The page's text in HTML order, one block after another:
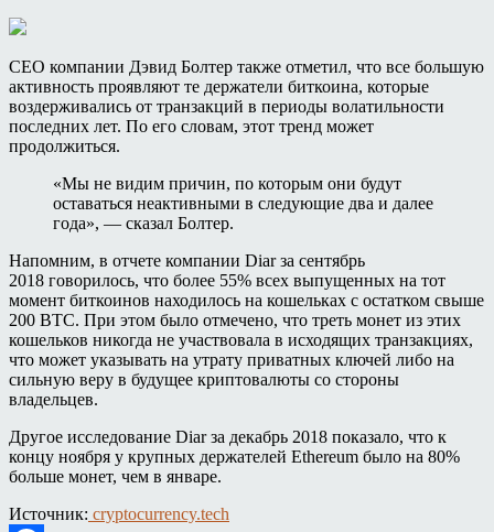
CEO компании Дэвид Болтер также отметил, что все большую
активность проявляют те держатели биткоина, которые
воздерживались от транзакций в периоды волатильности
последних лет. По его словам, этот тренд может
продолжиться.
«Мы не видим причин, по которым они будут
оставаться неактивными в следующие два и далее
года», — сказал Болтер.
Напомним, в отчете компании Diar за сентябрь
2018 говорилось, что более 55% всех выпущенных на тот
момент биткоинов находилось на кошельках с остатком свыше
200 BTC. При этом было отмечено, что треть монет из этих
кошельков никогда не участвовала в исходящих транзакциях,
что может указывать на утрату приватных ключей либо на
сильную веру в будущее криптовалюты со стороны
владельцев.
Другое исследование Diar за декабрь 2018 показало, что к
концу ноября у крупных держателей Ethereum было на 80%
больше монет, чем в январе.
Источник: cryptocurrency.tech